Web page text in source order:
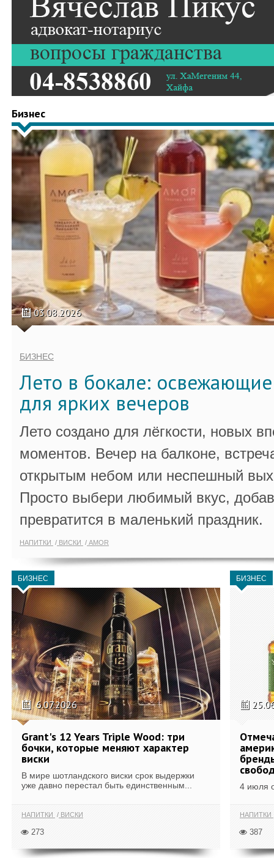
Бизнес
03.08.2026
БИЗНЕС
Лето в бокале:
для ярких вечеров
Лето создано для лёгкости, новых
моментов. Вечер на балконе,
открытым небом или неспешный
Просто выбери любимый вкус,
превратится в маленький праздник.
НАПИТКИ ВИСКИ AMOR
БИЗНЕС
6.07.2026
Grant's 12 Years Triple Wood: три
бочки, которые меняют характер
виски
В мире шотландского виски срок выдержки
уже давно перестал быть единственным...
НАПИТКИ ВИСКИ
273
БИЗНЕС
4 июля
НАПИТКИ
387